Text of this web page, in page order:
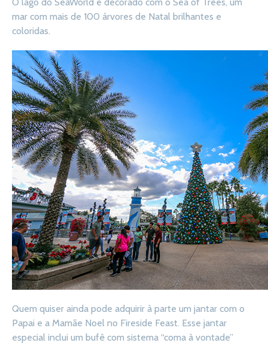
mar com mais de 100 árvores de Natal brilhantes e
coloridas.
Quem quiser ainda pode adquirir à parte um jantar com o
Papai e a Mamãe Noel no Fireside Feast. Esse jantar
especial inclui um bufê com sistema “coma à vontade”